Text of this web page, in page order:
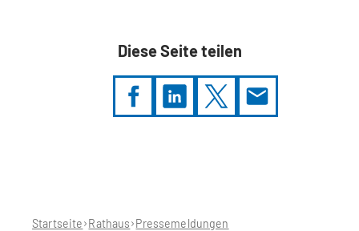
Diese Seite teilen
Startseite Rathaus Pressemeldungen